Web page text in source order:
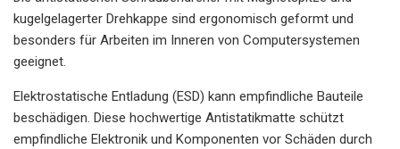
kugelgelagerter Drehkappe sind ergonomisch geformt und
besonders für Arbeiten im Inneren von Computersystemen
geeignet.
Elektrostatische Entladung (ESD) kann empfindliche Bauteile
beschädigen. Diese hochwertige Antistatikmatte schützt
empfindliche Elektronik und Komponenten vor Schäden durch